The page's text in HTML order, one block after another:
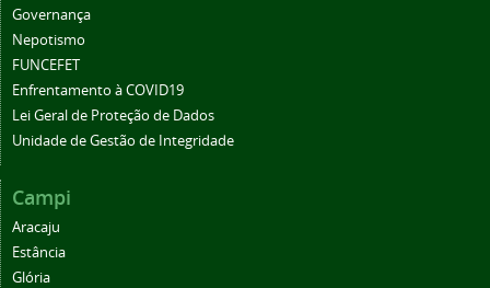
Governança
Nepotismo
FUNCEFET
Enfrentamento à COVID19
Lei Geral de Proteção de Dados
Unidade de Gestão de Integridade
Campi
Aracaju
Estância
Glória